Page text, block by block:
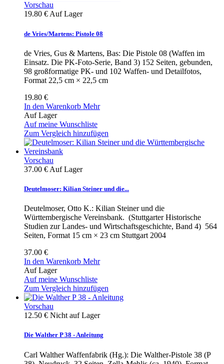
Vorschau
19.80 €Auf Lager
de Vries/Martens: Pistole 08
de Vries, Gus & Martens, Bas: Die Pistole 08 (Waffen im
Einsatz. Die PK-Foto-Serie, Band 3) 152 Seiten, gebunden,
98 großformatige PK- und 102 Waffen- und Detailfotos,
Format 22,5 cm × 22,5 cm
19.80 €
In den Warenkorb Mehr
Auf Lager
Auf meine Wunschliste
Zum Vergleich hinzufügen
Vorschau
37.00 € Auf Lager
Deutelmoser: Kilian Steiner und die...
Deutelmoser, Otto K.: Kilian Steiner und die
Württembergische Vereinsbank. (Stuttgarter Historische
Studien zur Landes- und Wirtschaftsgeschichte, Band 4) 564
Seiten, Format 15 cm × 23 cm Stuttgart 2004
37.00 €
In den Warenkorb Mehr
Auf Lager
Auf meine Wunschliste
Zum Vergleich hinzufügen
Vorschau
12.50 € Nicht auf Lager
Die Walther P 38 - Anleitung
Carl Walther Waffenfabrik (Hg.): Die Walther-Pistole 38 (P